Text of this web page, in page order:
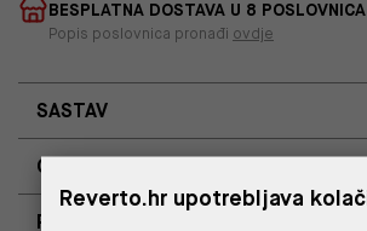
BESPLATNA DOSTAVA U 8 POSLOVNICA
Popis poslovnica pronađi ovdje
SASTAV
OPIS PROIZVODA
RASPOLOŽIVOST PO POSLOVNICAMA
Reverto.hr upotrebljava